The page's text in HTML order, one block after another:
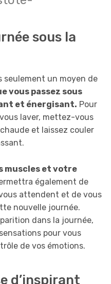
sous la
seulement un moyen de
vous passez sous
et énergisant. Pour
laver, mettez-vous
et laissez couler
muscles et votre
également de
attendent et de vous
nouvelle journée.
dans la journée,
pour vous
de vos émotions.
d’inspirant